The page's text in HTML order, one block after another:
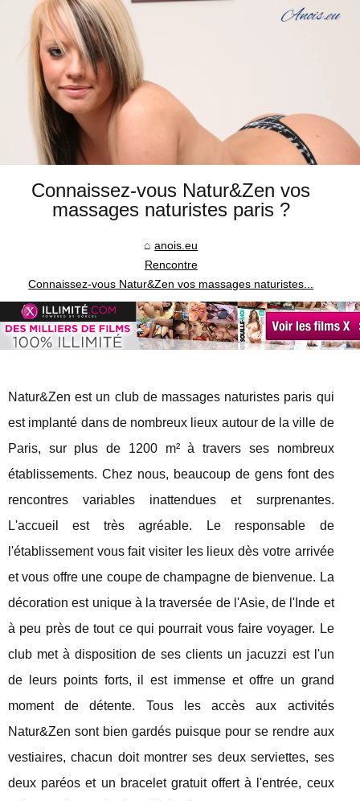
Connaissez-vous Natur&Zen vos
massages naturistes paris ?
anois.eu
Rencontre
Connaissez-vous Natur&Zen vos massages naturistes...
Natur&Zen est un club de massages naturistes paris qui
est implanté dans de nombreux lieux autour de la ville de
Paris, sur plus de 1200 m² à travers ses nombreux
établissements. Chez nous, beaucoup de gens font des
rencontres variables inattendues et surprenantes.
L'accueil est très agréable. Le responsable de
l'établissement vous fait visiter les lieux dès votre arrivée
et vous offre une coupe de champagne de bienvenue. La
décoration est unique à la traversée de l'Asie, de l'Inde et
à peu près de tout ce qui pourrait vous faire voyager. Le
club met à disposition de ses clients un jacuzzi est l'un
de leurs points forts, il est immense et offre un grand
moment de détente. Tous les accès aux activités
Natur&Zen sont bien gardés puisque pour se rendre aux
vestiaires, chacun doit montrer ses deux serviettes, ses
deux paréos et un bracelet gratuit offert à l'entrée, ceux